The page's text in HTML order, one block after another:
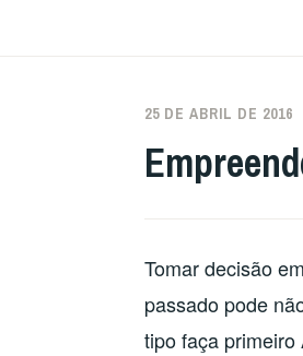
25 DE ABRIL DE 2016
Tomar decisão
passado pode
tipo faça